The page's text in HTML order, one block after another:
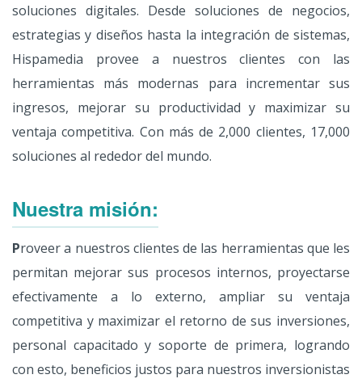
soluciones digitales. Desde soluciones de negocios,
estrategias y diseños hasta la integración de sistemas,
Hispamedia provee a nuestros clientes con las
herramientas más modernas para incrementar sus
ingresos, mejorar su productividad y maximizar su
ventaja competitiva. Con más de 2,000 clientes, 17,000
soluciones al rededor del mundo.
Nuestra misión:
Proveer a nuestros clientes de las herramientas que les
permitan mejorar sus procesos internos, proyectarse
efectivamente a lo externo, ampliar su ventaja
competitiva y maximizar el retorno de sus inversiones,
personal capacitado y soporte de primera, logrando
con esto, beneficios justos para nuestros inversionistas